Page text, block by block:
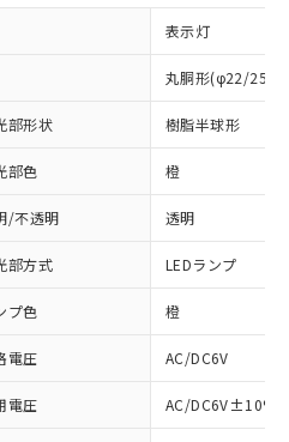
表示灯
丸胴形(φ22/
部形状 樹脂半球形
部色 橙
/不透明 透明
部方式 LEDランプ
プ色 橙
電圧 AC/DC6V
電圧 AC/DC6V±10%
いただき、同意のうえ
指令（10物質）の
品が提供可能な商品で
指令（10物質）の非含
切り替える予定のある
指令（10物質）の
品で、対応品を出す予